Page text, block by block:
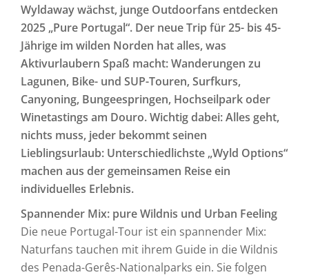
Wyldaway wächst, junge Outdoorfans entdecken
2025 „Pure Portugal“. Der neue Trip für 25- bis 45-
Jährige im wilden Norden hat alles, was
Aktivurlaubern Spaß macht: Wanderungen zu
Lagunen, Bike- und SUP-Touren, Surfkurs,
Canyoning, Bungeespringen, Hochseilpark oder
Winetastings am Douro. Wichtig dabei: Alles geht,
nichts muss, jeder bekommt seinen
Lieblingsurlaub: Unterschiedlichste „Wyld Options“
machen aus der gemeinsamen Reise ein
individuelles Erlebnis.
Spannender Mix: pure Wildnis und Urban Feeling
Die neue Portugal-Tour ist ein spannender Mix:
Naturfans tauchen mit ihrem Guide in die Wildnis
des Penada-Gerês-Nationalparks ein. Sie folgen